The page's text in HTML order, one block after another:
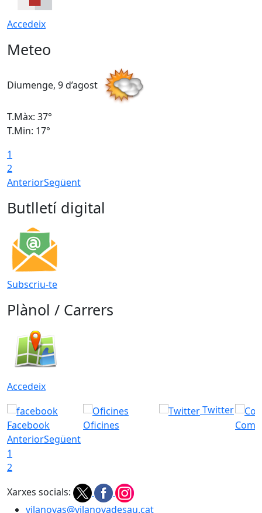
Accedeix
Meteo
Diumenge, 9 d’agost
T.Màx: 37°
T.Min: 17°
1
2
AnteriorSegüent
Butlletí digital
Subscriu-te
Plànol / Carrers
Accedeix
Facebook Oficines
Twitter
Com
AnteriorSegüent
1
2
Xarxes socials:
vilanovas@vilanovadesau.cat